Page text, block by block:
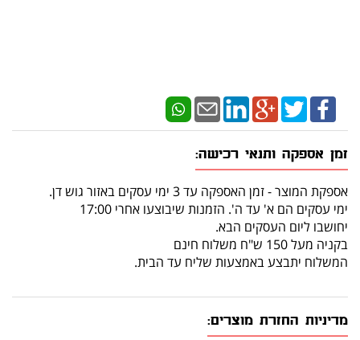
זמן אספקה ותנאי רכישה:
אספקת המוצר - זמן האספקה עד 3 ימי עסקים באזור גוש דן.
ימי עסקים הם א' עד ה'. הזמנות שיבוצעו אחרי 17:00
יחושבו ליום העסקים הבא.
בקניה מעל 150 ש"ח משלוח חינם
המשלוח יתבצע באמצעות שליח עד הבית.
מדיניות החזרת מוצרים: